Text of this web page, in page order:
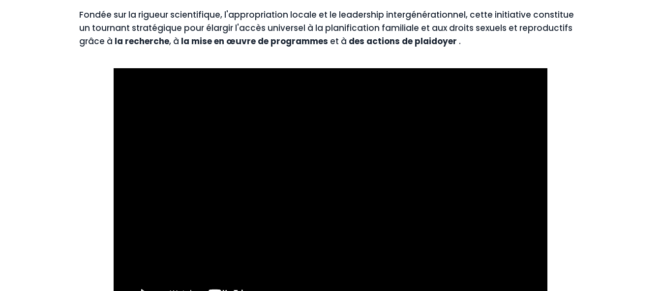
Fondée sur la rigueur scientifique, l'appropriation locale et le leadership intergénérationnel, cette initiative constitue
un tournant stratégique pour élargir l'accès universel à la planification familiale et aux droits sexuels et reproductifs
grâce à la recherche, à la mise en œuvre de programmes et à des actions de plaidoyer .